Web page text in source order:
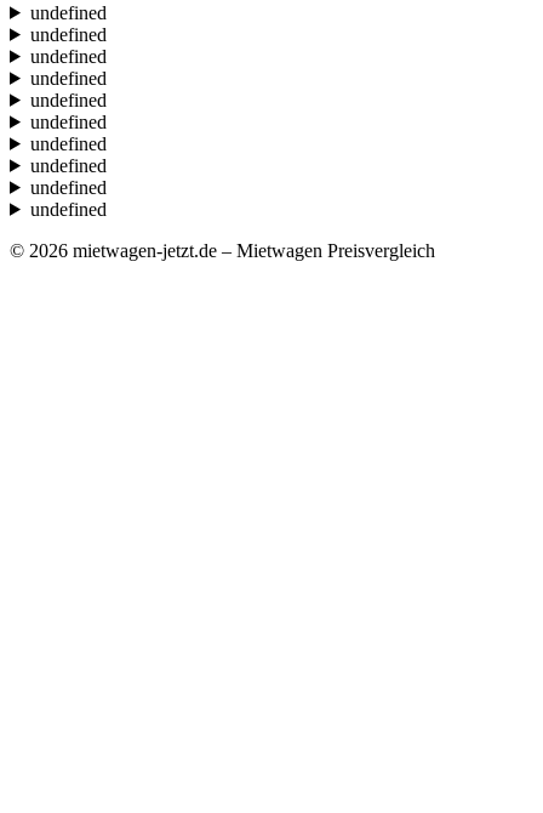
undefined
undefined
undefined
undefined
undefined
undefined
undefined
undefined
undefined
undefined
© 2026 mietwagen-jetzt.de – Mietwagen Preisvergleich